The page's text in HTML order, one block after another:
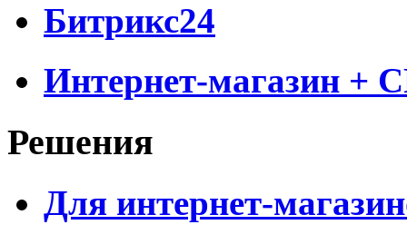
Битрикс24
Интернет-магазин +
Решения
Для интернет-